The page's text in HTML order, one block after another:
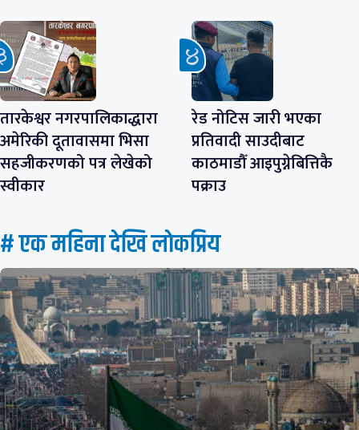
तारकेश्वर नगरपालिकाद्धारा
अमेरिकी दूतावासमा भिसा
सहजीकरणको पत्र लेखेको
स्वीकार
रेड नोटिस जारी भएका
प्रतिवादी साउदीबाट
काठमाडौँ आइपुग्नेबित्तिकै
पक्राउ
# एक महिना देखि लाेकप्रिय